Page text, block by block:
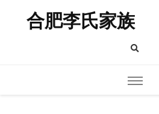
合肥李氏家族